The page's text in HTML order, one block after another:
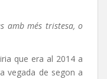
amb més tristesa, o
que era al 2014 a
vegada de segon a